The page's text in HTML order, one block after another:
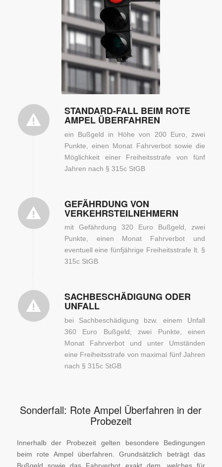
länger als eine
Sekunde Rot
zeigt, folgen
härtere Strafen
(c) iStock.com /
ralfgosch
STANDARD-FALL BEIM ROTE
AMPEL ÜBERFAHREN
ein Bußgeld in Höhe von 200 Euro, zwei
Punkte, einen Monat Fahrverbot sowie die
Möglichkeit einer Freiheitsstrafe von fünf
Jahren nach § 315c StGB
GEFÄHRDUNG VON
VERKEHRSTEILNEHMERN
mit Gefährdung 320 Euro Bußgeld, zwei
Punkte, einen Monat Fahrverbot und
eventuell eine fünfjährige Freiheitsstrafe lt. §
315c StGB
SACHBESCHÄDIGUNG ODER
UNFALL
bei Sachbeschädigung bzw. einem Unfall
360 Euro Bußgeld, zwei Punkte, einen
Monat Fahrverbot und unter Umständen
eine Freiheitsstrafe von maximal fünf Jahren
nach § 315c StGB
Sonderfall: Rote Ampel Überfahren in der
Probezeit
Innerhalb der Probezeit gelten besondere Bedingungen
beim rote Ampel überfahren. Grundsätzlich beträgt das